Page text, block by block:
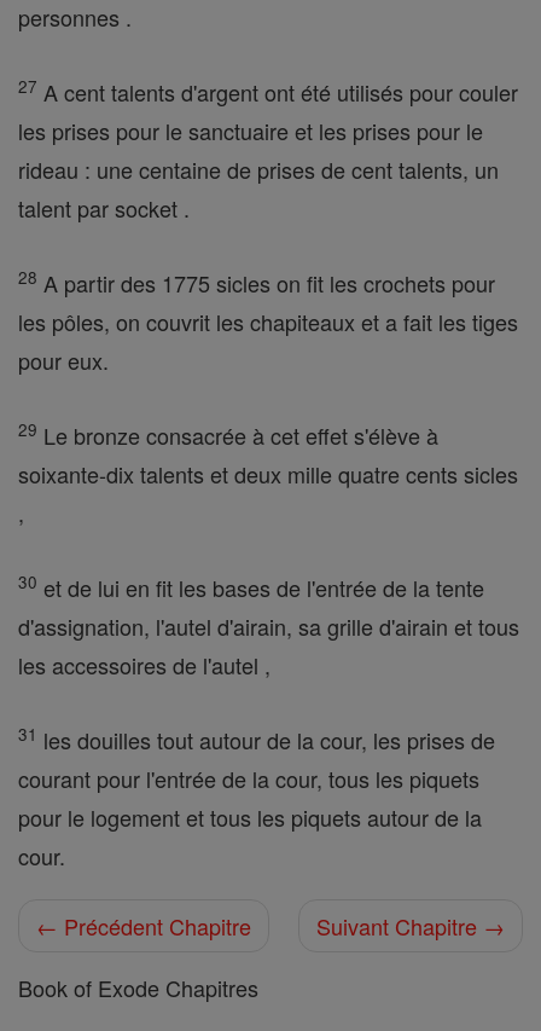
personnes .
27 A cent talents d'argent ont été utilisés pour couler
les prises pour le sanctuaire et les prises pour le
rideau : une centaine de prises de cent talents, un
talent par socket .
28 A partir des 1775 sicles on fit les crochets pour
les pôles, on couvrit les chapiteaux et a fait les tiges
pour eux.
29 Le bronze consacrée à cet effet s'élève à
soixante-dix talents et deux mille quatre cents sicles
,
30 et de lui en fit les bases de l'entrée de la tente
d'assignation, l'autel d'airain, sa grille d'airain et tous
les accessoires de l'autel ,
31 les douilles tout autour de la cour, les prises de
courant pour l'entrée de la cour, tous les piquets
pour le logement et tous les piquets autour de la
cour.
← Précédent Chapitre
Suivant Chapitre →
Book of Exode Chapitres